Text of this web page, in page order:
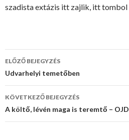
szadista extázis itt zajlik, itt
Bejegyzés
navigáció
ELŐZŐ BEJEGYZÉS
Udvarhelyi temetőben
KÖVETKEZŐ BEJEGYZÉS
A költő, lévén maga is teremtő – OJD